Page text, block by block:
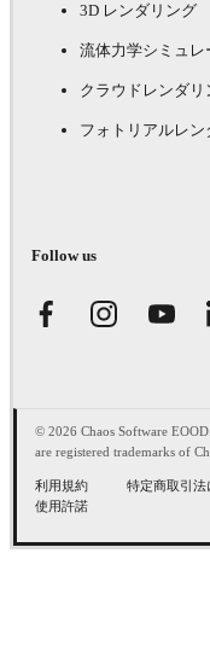
3D レンダリング
流体力学シミュレ
クラウドレンダリ
フォトリアルレン
Follow us
© 2026 Chaos Software
are registered trademarks of
利用規約 特定商取引
使用許諾